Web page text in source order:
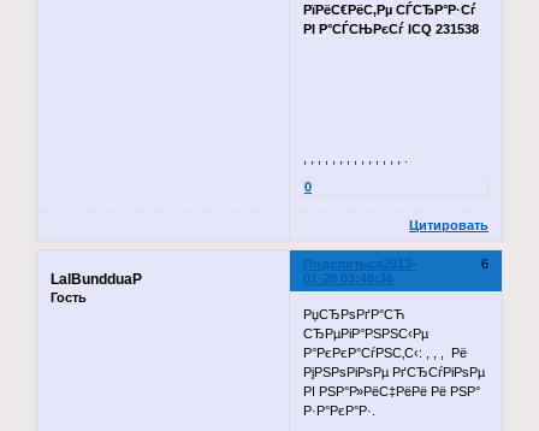
РїРёС€РёС‚Рµ СЃСЂР°Р·Сѓ
РІ Р°СЃСЊРєСѓ ICQ 231538
0
Цитировать
Поделиться 6
2013-
01-28 03:49:36
LalBundduaP
Гость
РџСЂРѕРґР°СЋ
СЂРµРіР°РЅРЅС‹Рµ
Р°РєРєР°СѓРЅС‚С‹: , , , Рё
РјРЅРѕРіРѕРµ РґСЂСѓРіРѕРµ
РІ РЅР°Р»РёС‡РёРё Рё РЅР°
Р·Р°РєР°Р·.